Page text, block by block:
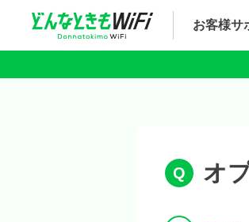
お客様サ
オ